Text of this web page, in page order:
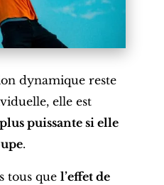
dynamique reste
elle est
puissante si elle
.
tous que l’effet de